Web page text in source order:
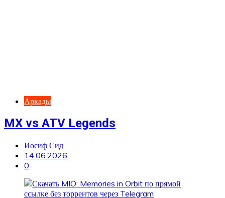
Аркады
MX vs ATV Legends
Иосиф Сид
14.06.2026
0